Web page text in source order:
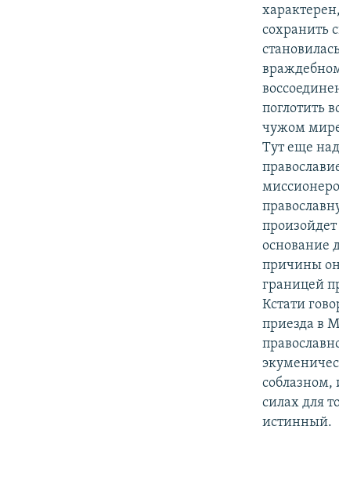
сохранить
поглотить
чужом
Тут еще
основание
причины
границей
Кстати
приезда в
соблазном,
силах для
истинный.